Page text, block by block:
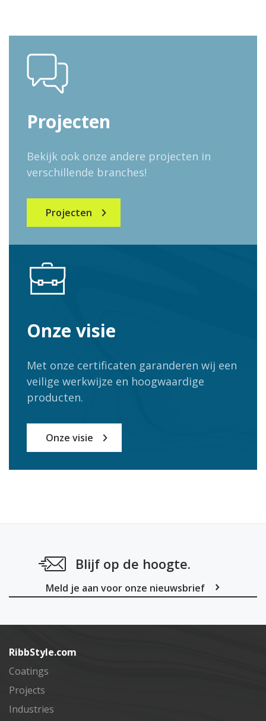
Projecten
Bekijk ook onze andere projecten in
verschillende branches!
Projecten
Onze visie
Met onze certificaten garanderen wij een
veilige werkwijze en hoogwaardige
producten.
Onze visie
Blijf op de hoogte.
Meld je aan voor onze nieuwsbrief
RibbStyle.com
Coatings
Projects
Industries